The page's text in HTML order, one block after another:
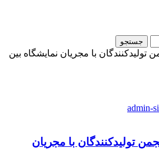
جستجو
admin-
تولیدکنندگان با مجریان